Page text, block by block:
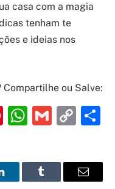
casa com a magia
tenham te
e ideias nos
Compartilhe ou Salve:
Pinterest
Gmail
Tumblr Email